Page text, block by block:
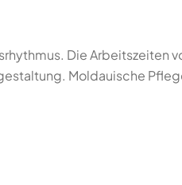
Die Arbeitszeiten
Moldauische